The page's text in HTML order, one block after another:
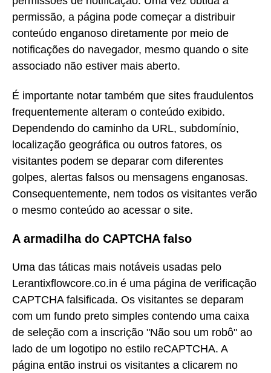
permissão, a página pode começar a distribuir
conteúdo enganoso diretamente por meio de
notificações do navegador, mesmo quando o site
associado não estiver mais aberto.
É importante notar também que sites fraudulentos
frequentemente alteram o conteúdo exibido.
Dependendo do caminho da URL, subdomínio,
localização geográfica ou outros fatores, os
visitantes podem se deparar com diferentes
golpes, alertas falsos ou mensagens enganosas.
Consequentemente, nem todos os visitantes verão
o mesmo conteúdo ao acessar o site.
A armadilha do CAPTCHA falso
Uma das táticas mais notáveis usadas pelo
Lerantixflowcore.co.in é uma página de verificação
CAPTCHA falsificada. Os visitantes se deparam
com um fundo preto simples contendo uma caixa
de seleção com a inscrição "Não sou um robô" ao
lado de um logotipo no estilo reCAPTCHA. A
página então instrui os visitantes a clicarem no